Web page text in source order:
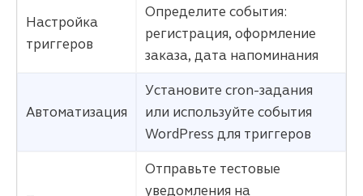
Настройка
триггеров
Определите события:
регистрация, оформление
заказа, дата напоминания
Автоматизация
Установите cron-задания
или используйте события
WordPress для триггеров
Отправьте тестовые
уведомления на